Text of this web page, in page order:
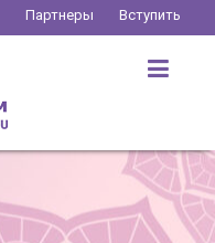
Партнеры Вступить